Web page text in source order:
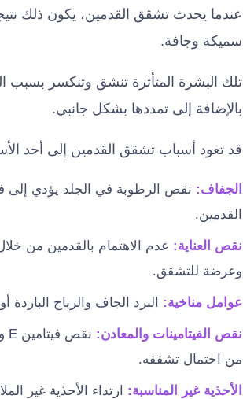
عندما يحدث تشقق القدمين، يكون ذلك
سميكة وجافة.
تلك البشرة المتأثرة تنشق وتنكسر
بالإضافة إلى تمددها بشكل جانبي.
قد تعود أسباب تشقق القدمين إلى أحد
الجفاف: نقص الرطوبة في الجلد يؤدي إلى
القدمين.
نقص العناية: عدم الاهتمام بالقدمين من
وعرضة للتشقق.
عوامل مناخية: البرد الجاف والرياح
نقص الفيتامينات والمعادن:
من احتمال تشققه.
الأحذية غير المناسبة: ارتداء الأحذية غير